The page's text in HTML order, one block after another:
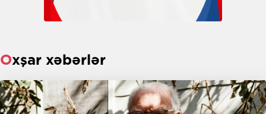
Oxşar xəbərlər